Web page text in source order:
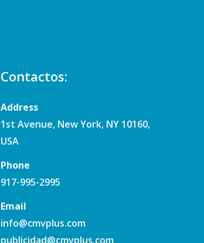
Contactos:
Address
1st Avenue, New York, NY 10160,
USA
Phone
917-995-2995
Email
info@cmvplus.com
publicidad@cmvplus.com